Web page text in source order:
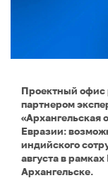
Проектный офис
партнером
«Архангельская
Евразии:
индийского
августа в
Архангельске.